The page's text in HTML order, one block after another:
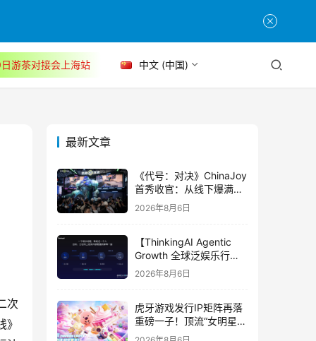
游茶对接会上海站 中文 (中国)
次
最新文章
《代号：对决》ChinaJoy
首秀收官：从线下爆满看
见玩家的真实期待
2026年8月6日
【ThinkingAI Agentic
Growth 全球泛娱乐行业
峰会】Agent 时代，人到
2026年8月6日
虎牙游戏发行IP矩阵再落
重磅一子！顶流“女明星”
ZANMANG LOOPY 正版